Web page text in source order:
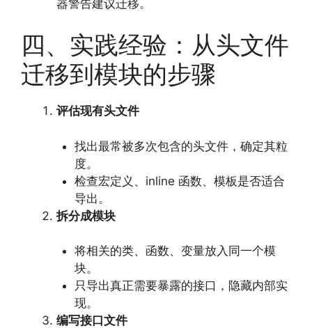
器警告建议迁移。
四、实践经验：从头文件
迁移到模块的步骤
评估现有头文件
找出最常被多次包含的头文件，确定其粒
度。
检查宏定义、inline 函数、模板是否适合
导出。
拆分成模块
将相关的类、函数、变量放入同一个模
块。
只导出真正需要暴露的接口，隐藏内部实
现。
编写接口文件